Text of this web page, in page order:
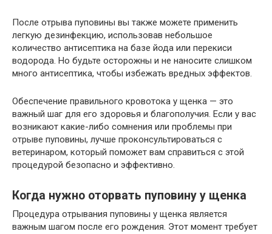
После отрыва пуповины вы также можете применить
легкую дезинфекцию, использовав небольшое
количество антисептика на базе йода или перекиси
водорода. Но будьте осторожны и не наносите слишком
много антисептика, чтобы избежать вредных эффектов.
Обеспечение правильного кровотока у щенка — это
важный шаг для его здоровья и благополучия. Если у вас
возникают какие-либо сомнения или проблемы при
отрыве пуповины, лучше проконсультироваться с
ветеринаром, который поможет вам справиться с этой
процедурой безопасно и эффективно.
Когда нужно оторвать пуповину у щенка
Процедура отрывания пуповины у щенка является
важным шагом после его рождения. Этот момент требует